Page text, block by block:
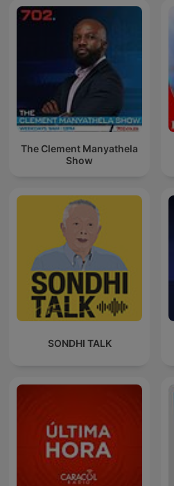
The Clement Manyathela
Show
SONDHI TALK